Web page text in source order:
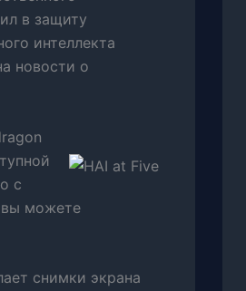
в защиту
интеллекта
новости о
с
вы можете
снимки экрана